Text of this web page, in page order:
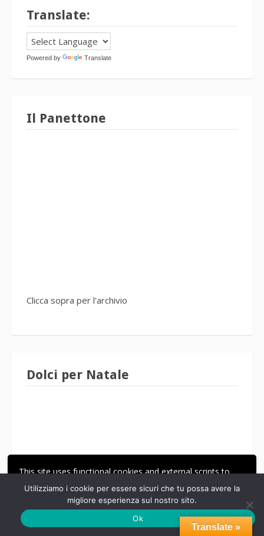
This site uses functional cookies and external scripts to
improve your experience.
LE MIE IMPOSTAZIONI
ACCETTA
Translate:
Powered by Translate
Il Panettone
Clicca sopra per l'archivio
Dolci per Natale
Translate »
Utilizziamo i cookie per essere sicuri che tu possa avere la
migliore esperienza sul nostro sito.
Ok